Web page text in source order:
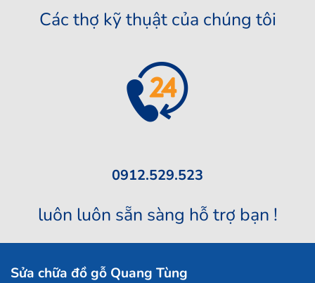
Các thợ kỹ thụật của chúng tôi
0912.529.523
luôn luôn sẵn sàng hỗ trợ bạn !
Sửa chữa đồ gỗ Quang Tùng